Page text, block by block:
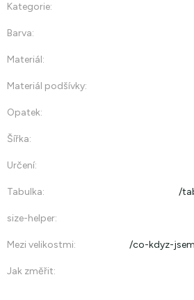
Kategorie:
Barva:
Materiál:
Materiál podšívky:
Opatek:
Šířka:
Určení:
Tabulka: /
size-helper:
Mezi velikostmi: /co-kdyz-
Jak změřit: